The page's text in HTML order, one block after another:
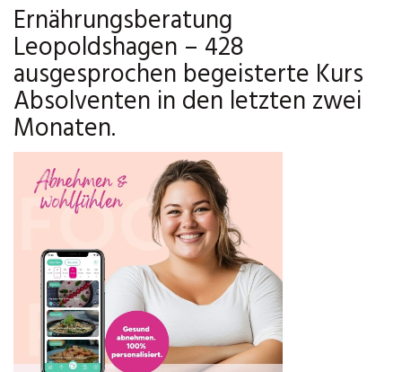
Ernährungsberatung
Leopoldshagen – 428
ausgesprochen begeisterte Kurs
Absolventen in den letzten zwei
Monaten.